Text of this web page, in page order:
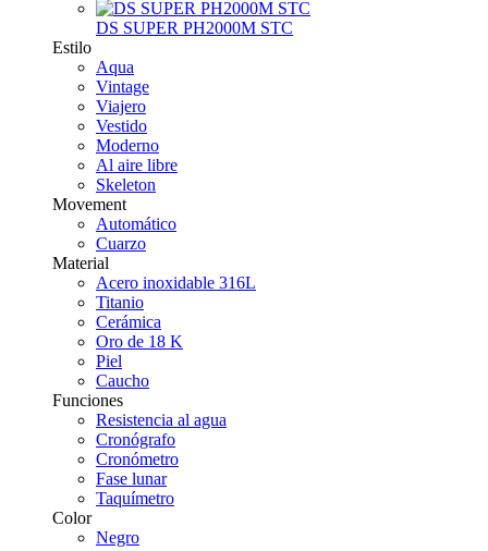
DS SUPER PH2000M STC
Estilo
Aqua
Vintage
Viajero
Vestido
Moderno
Al aire libre
Skeleton
Movement
Automático
Cuarzo
Material
Acero inoxidable 316L
Titanio
Cerámica
Oro de 18 K
Piel
Caucho
Funciones
Resistencia al agua
Cronógrafo
Cronómetro
Fase lunar
Taquímetro
Color
Negro